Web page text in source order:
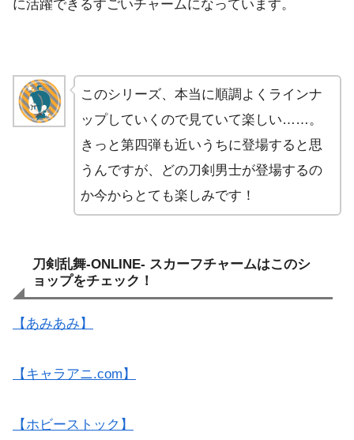
に活躍できるすごいチャームになっています。
このシリーズ、本当に順調よくラインナ
ップしていくので見ていて楽しい……。
きっと第四弾も近いうちに登場すると思
うんですが、どの刀剣男士が登場するの
か今からとても楽しみです！
刀剣乱舞-ONLINE- スカーフチャームはこのシ
ョップをチェック！
【あみあみ】
【キャラアニ.com】
【ホビーストック】